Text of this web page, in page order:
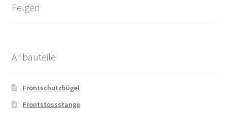
Felgen
Anbauteile
Frontschutzbügel
Frontstossstange